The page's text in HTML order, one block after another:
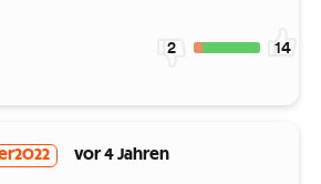
2 14
vor 4 Jahren